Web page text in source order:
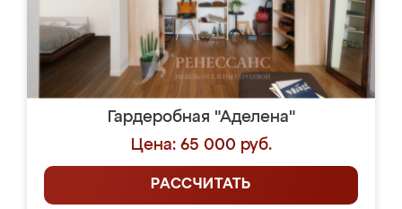
Гардеробная "Аделена"
Цена: 65 000 руб.
РАССЧИТАТЬ